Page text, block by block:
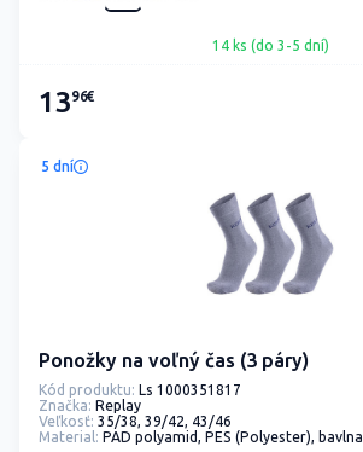
14 ks (do 3-5 dní)
1396€
5 dní
Ponožky na voľný čas (3 páry)
Kód produktu: Ls 1000351817
Značka: Replay
Veľkosť: 35/38, 39/42, 43/46
Material: PAD polyamid, PES (Polyester), bavlna